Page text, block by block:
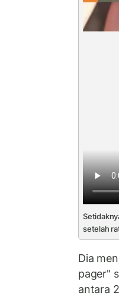
setelah
Dia
pager"
antara